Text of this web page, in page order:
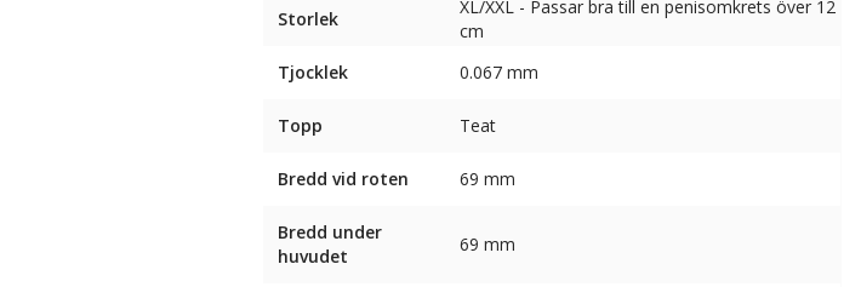
Storlek
XL/XXL - Passar bra till en penisomkrets över 12
cm
Tjocklek
0.067 mm
Topp Teat
Bredd vid roten 69 mm
Bredd under
huvudet
69 mm